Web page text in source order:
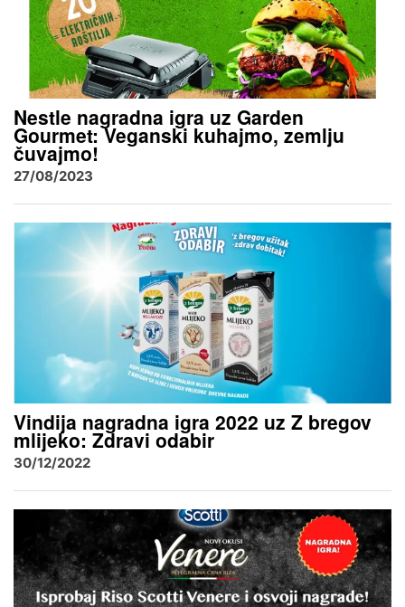
Nestle nagradna igra uz Garden
Gourmet: Veganski kuhajmo, zemlju
čuvajmo!
27/08/2023
Vindija nagradna igra 2022 uz Z bregov
mlijeko: Zdravi odabir
30/12/2022